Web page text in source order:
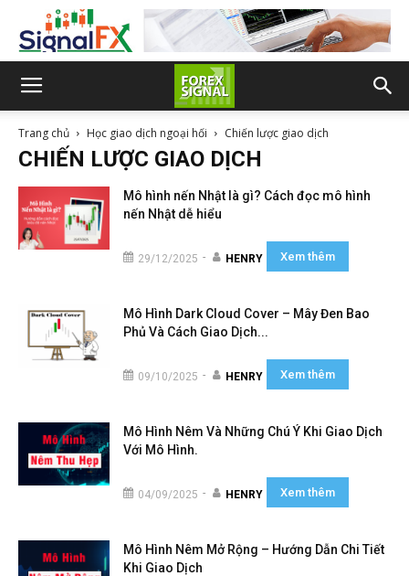
Trang chủ Học giao dịch ngoại hối Chiến lược giao dịch
CHIẾN LƯỢC GIAO DỊCH
Mô hình nến Nhật là gì? Cách đọc mô hình
nến Nhật dễ hiểu
29/12/2025 - HENRY Xem thêm
Mô Hình Dark Cloud Cover – Mây Đen Bao
Phủ Và Cách Giao Dịch...
09/10/2025 - HENRY Xem thêm
Mô Hình Nêm Và Những Chú Ý Khi Giao Dịch
Với Mô Hình.
04/09/2025 - HENRY Xem thêm
Mô Hình Nêm Mở Rộng – Hướng Dẫn Chi Tiết
Khi Giao Dịch